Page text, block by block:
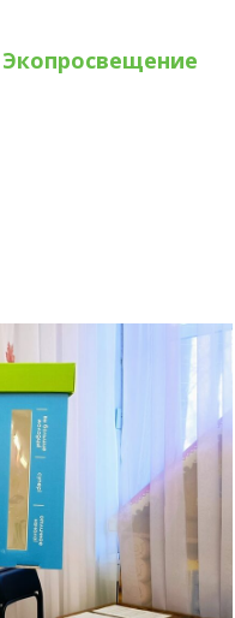
Экопросвещение